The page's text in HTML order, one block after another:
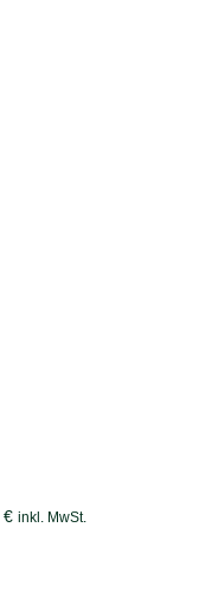
€Aktueller
inkl. MwSt.